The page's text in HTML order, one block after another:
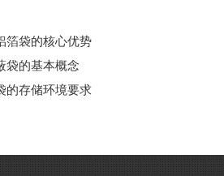
箔袋的核心优势
袋的基本概念
的存储环境要求